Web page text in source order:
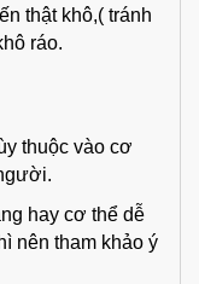
thật khô,( tránh
ráo.
thuộc vào cơ
hay cơ thể dễ
nên tham khảo ý